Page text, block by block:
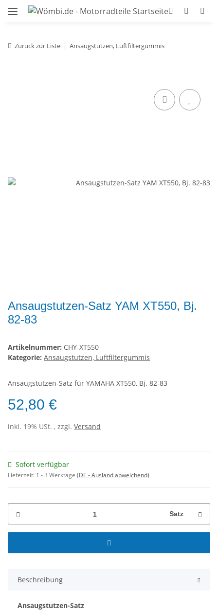
Zurück zur Liste Ansaugstutzen, Luftfiltergummis
Ansaugstutzen-Satz YAM XT550, Bj.
82-83
Artikelnummer: CHY-XT550
Kategorie: Ansaugstutzen, Luftfiltergummis
Ansaugstutzen-Satz für YAMAHA XT550, Bj. 82-83
52,80 €
inkl. 19% USt. , zzgl. Versand
Sofort verfügbar
Lieferzeit: 1 - 3 Werktage (DE - Ausland abweichend)
Satz
Beschreibung
Ansaugstutzen-Satz